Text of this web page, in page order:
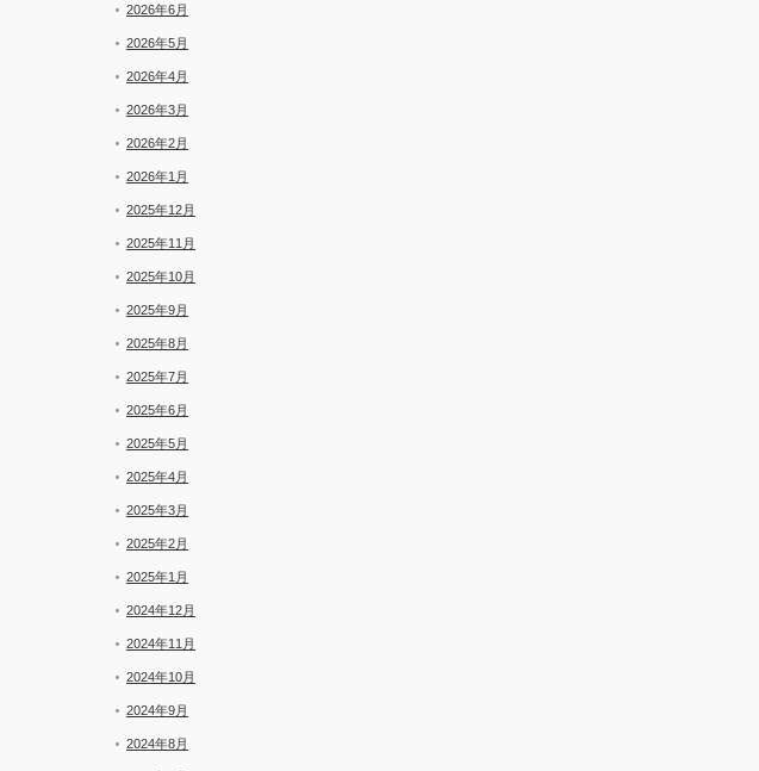
2026年6月
2026年5月
2026年4月
2026年3月
2026年2月
2026年1月
2025年12月
2025年11月
2025年10月
2025年9月
2025年8月
2025年7月
2025年6月
2025年5月
2025年4月
2025年3月
2025年2月
2025年1月
2024年12月
2024年11月
2024年10月
2024年9月
2024年8月